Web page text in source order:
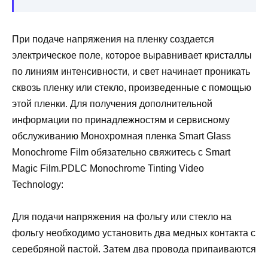
При подаче напряжения на пленку создается
электрическое поле, которое выравнивает кристаллы
по линиям интенсивности, и свет начинает проникать
сквозь пленку или стекло, произведенные с помощью
этой пленки. Для получения дополнительной
информации по принадлежностям и сервисному
обслуживанию Монохромная пленка Smart Glass
Monochrome Film обязательно свяжитесь с Smart
Magic Film.PDLC Monochrome Tinting Video
Technology:
Для подачи напряжения на фольгу или стекло на
фольгу необходимо установить два медных контакта с
серебряной пастой. Затем два провода припаиваются